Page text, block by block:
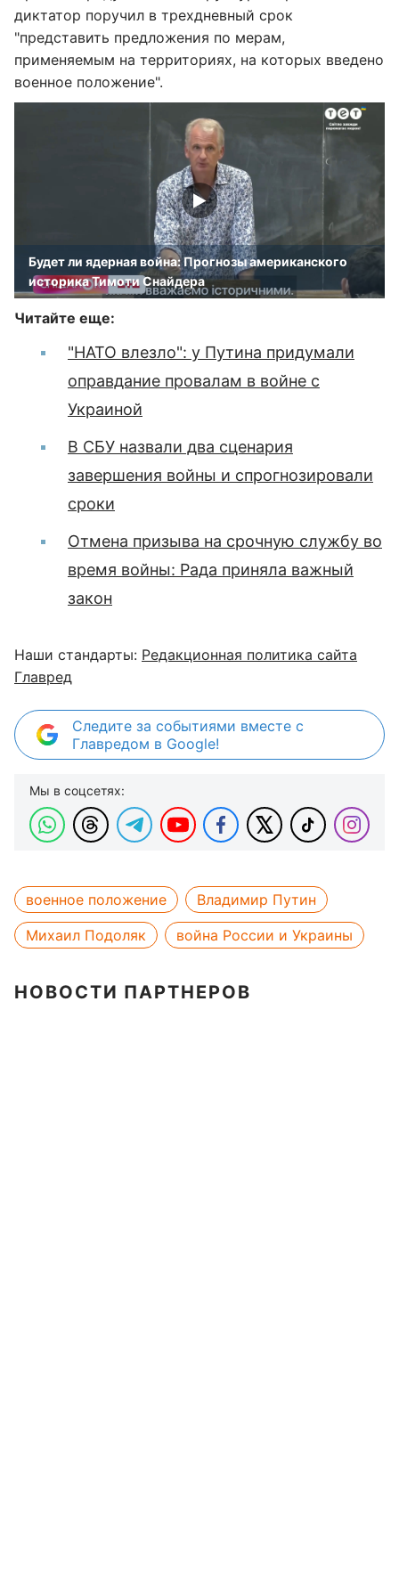
диктатор поручил в трехдневный срок
"представить предложения по мерам,
применяемым на территориях, на которых введено
военное положение".
Будет ли ядерная война: Прогнозы американского
историка Тимоти Снайдера
Читайте еще:
"НАТО влезло": у Путина придумали
оправдание провалам в войне с
Украиной
В СБУ назвали два сценария
завершения войны и спрогнозировали
сроки
Отмена призыва на срочную службу во
время войны: Рада приняла важный
закон
Наши стандарты: Редакционная политика сайта
Главред
Следите за событиями вместе с
Главредом в Google!
Мы в соцсетях:
военное положение
Владимир Путин
Михаил Подоляк
война России и Украины
НОВОСТИ ПАРТНЕРОВ